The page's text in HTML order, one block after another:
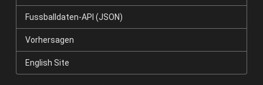
Fussballdaten-API (JSON)
Vorhersagen
English Site